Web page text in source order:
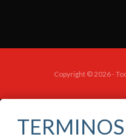
Copyright © 2026 -